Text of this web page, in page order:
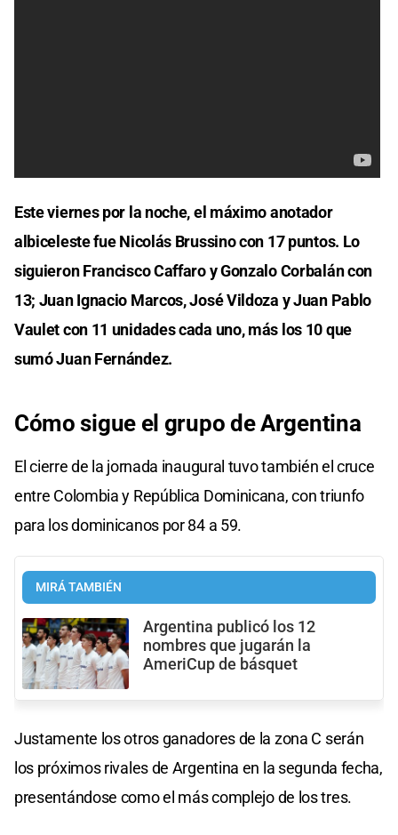
Este viernes por la noche, el máximo anotador
albiceleste fue Nicolás Brussino con 17 puntos. Lo
siguieron Francisco Caffaro y Gonzalo Corbalán con
13; Juan Ignacio Marcos, José Vildoza y Juan Pablo
Vaulet con 11 unidades cada uno, más los 10 que
sumó Juan Fernández.
Cómo sigue el grupo de Argentina
El cierre de la jornada inaugural tuvo también el cruce
entre Colombia y República Dominicana, con triunfo
para los dominicanos por 84 a 59.
MIRÁ TAMBIÉN
Argentina publicó los 12
nombres que jugarán la
AmeriCup de básquet
Justamente los otros ganadores de la zona C serán
los próximos rivales de Argentina en la segunda fecha,
presentándose como el más complejo de los tres.